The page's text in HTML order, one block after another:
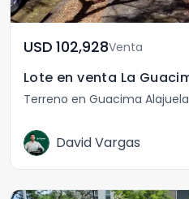
USD	102,928Venta
Terreno en Guacima Alajuela
David Vargas